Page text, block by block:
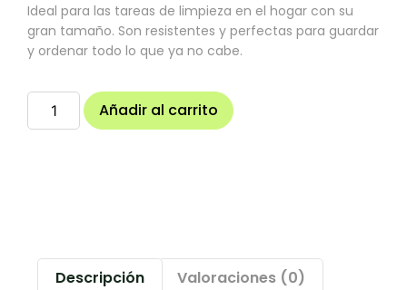
Ideal para las tareas de limpieza en el hogar con su
gran tamaño. Son resistentes y perfectas para guardar
y ordenar todo lo que ya no cabe.
Añadir al carrito
Descripción Valoraciones (0)